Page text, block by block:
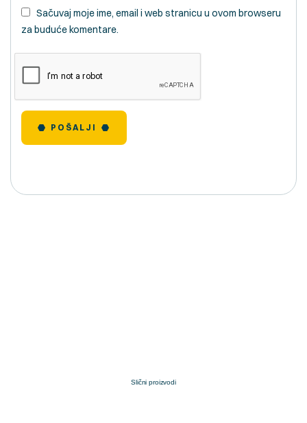
Sačuvaj moje ime, email i web stranicu u ovom browseru
za buduće komentare.
POŠALJI
Slični proizvodi